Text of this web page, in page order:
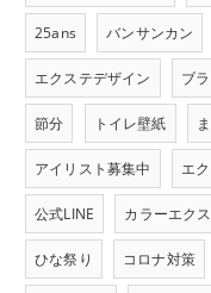
25ans バンサンカン
エクステデザイン ブ
節分 トイレ壁紙
アイリスト募集中 エ
公式LINE カラーエク
ひな祭り コロナ対策